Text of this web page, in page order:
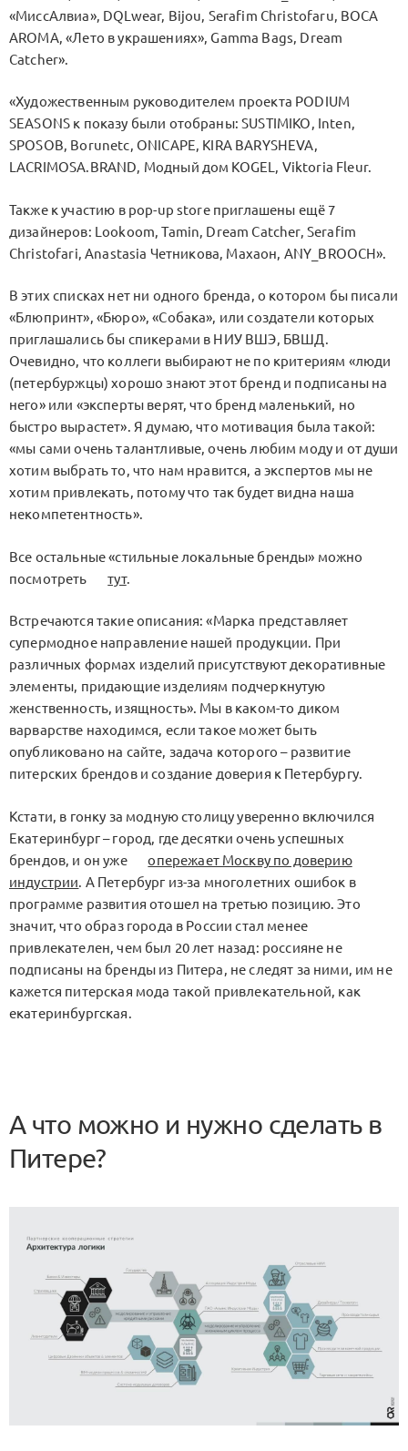
«МиссАлвиа», DQLwear, Bijou, Serafim Christofaru, BOCA
AROMA, «Лето в украшениях», Gamma Bags, Dream
Catcher».
«Художественным руководителем проекта PODIUM
SEASONS к показу были отобраны: SUSTIMIKO, Inten,
SPOSOB, Borunetc, ONICAPE, KIRA BARYSHEVA,
LACRIMOSA.BRAND, Модный дом KOGEL, Viktoria Fleur.
Также к участию в pop-up store приглашены ещё 7
дизайнеров: Lookoom, Tamin, Dream Catcher, Serafim
Christofari, Anastasia Четникова, Махаон, ANY_BROOCH».
В этих списках нет ни одного бренда, о котором бы писали
«Блюпринт», «Бюро», «Собака», или создатели которых
приглашались бы спикерами в НИУ ВШЭ, БВШД.
Очевидно, что коллеги выбирают не по критериям «люди
(петербуржцы) хорошо знают этот бренд и подписаны на
него» или «эксперты верят, что бренд маленький, но
быстро вырастет». Я думаю, что мотивация была такой:
«мы сами очень талантливые, очень любим моду и от души
хотим выбрать то, что нам нравится, а экспертов мы не
хотим привлекать, потому что так будет видна наша
некомпетентность».
Все остальные «стильные локальные бренды» можно
посмотреть
тут.
Встречаются такие описания: «Марка представляет
супермодное направление нашей продукции. При
различных формах изделий присутствуют декоративные
элементы, придающие изделиям подчеркнутую
женственность, изящность». Мы в каком-то диком
варварстве находимся, если такое может быть
опубликовано на сайте, задача которого – развитие
питерских брендов и создание доверия к Петербургу.
Кстати, в гонку за модную столицу уверенно включился
Екатеринбург – город, где десятки очень успешных
брендов, и он уже
опережает Москву по доверию
индустрии. А Петербург из-за многолетних ошибок в
программе развития отошел на третью позицию. Это
значит, что образ города в России стал менее
привлекателен, чем был 20 лет назад: россияне не
подписаны на бренды из Питера, не следят за ними, им не
кажется питерская мода такой привлекательной, как
екатеринбургская.
А что можно и нужно сделать в
Питере?